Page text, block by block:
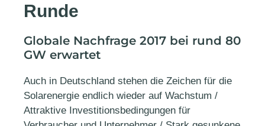
Runde
Globale Nachfrage 2017 bei rund 80
GW erwartet
Auch in Deutschland stehen die Zeichen für die
Solarenergie endlich wieder auf Wachstum /
Attraktive Investitionsbedingungen für